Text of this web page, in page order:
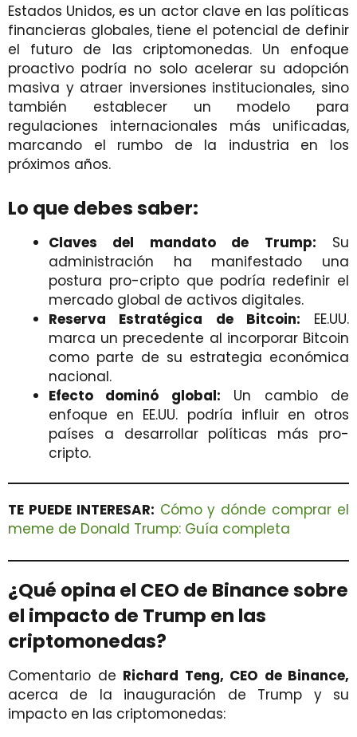
Estados Unidos, es un actor clave en las políticas
financieras globales, tiene el potencial de definir
el futuro de las criptomonedas. Un enfoque
proactivo podría no solo acelerar su adopción
masiva y atraer inversiones institucionales, sino
también establecer un modelo para
regulaciones internacionales más unificadas,
marcando el rumbo de la industria en los
próximos años.
Lo que debes saber:
Claves del mandato de Trump: Su
administración ha manifestado una
postura pro-cripto que podría redefinir el
mercado global de activos digitales.
Reserva Estratégica de Bitcoin: EE.UU.
marca un precedente al incorporar Bitcoin
como parte de su estrategia económica
nacional.
Efecto dominó global: Un cambio de
enfoque en EE.UU. podría influir en otros
países a desarrollar políticas más pro-
cripto.
TE PUEDE INTERESAR: Cómo y dónde comprar el
meme de Donald Trump: Guía completa
¿Qué opina el CEO de Binance sobre
el impacto de Trump en las
criptomonedas?
Comentario de Richard Teng, CEO de Binance,
acerca de la inauguración de Trump y su
impacto en las criptomonedas: